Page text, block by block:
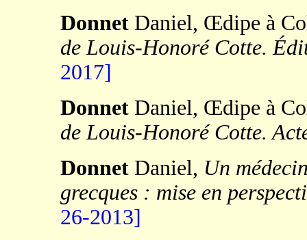
Donnet Daniel, Œdipe à
de Louis-Honoré Cotte.
2017]
Donnet Daniel, Œdipe à
de Louis-Honoré Cotte.
Donnet Daniel, Un
grecques : mise en
26-2013]